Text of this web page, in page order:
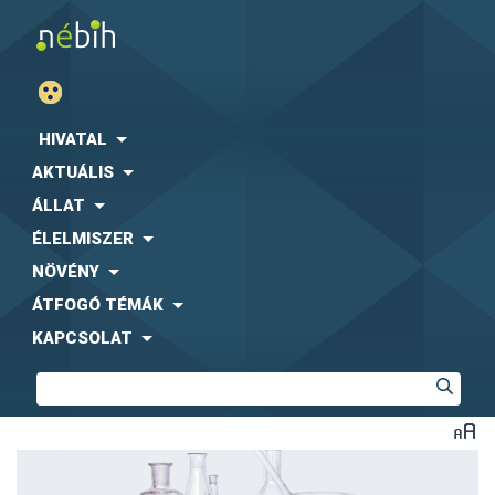
HIVATAL
AKTUÁLIS
ÁLLAT
ÉLELMISZER
NÖVÉNY
ÁTFOGÓ TÉMÁK
KAPCSOLAT